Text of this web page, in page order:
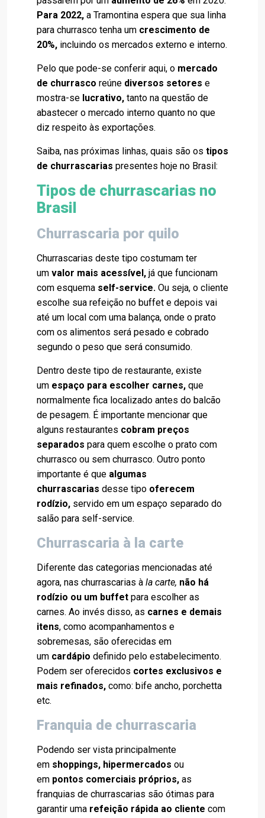
Para 2022, a Tramontina espera que sua linha
para churrasco tenha um crescimento de
20%, incluindo os mercados externo e interno.
Pelo que pode-se conferir aqui, o mercado
de churrasco reúne diversos setores e
mostra-se lucrativo, tanto na questão de
abastecer o mercado interno quanto no que
diz respeito às exportações.
Saiba, nas próximas linhas, quais são os tipos
de churrascarias presentes hoje no Brasil:
Tipos de churrascarias no
Brasil
Churrascaria por quilo
Churrascarias deste tipo costumam ter
um valor mais acessível, já que funcionam
com esquema self-service. Ou seja, o cliente
escolhe sua refeição no buffet e depois vai
até um local com uma balança, onde o prato
com os alimentos será pesado e cobrado
segundo o peso que será consumido.
Dentro deste tipo de restaurante, existe
um espaço para escolher carnes, que
normalmente fica localizado antes do balcão
de pesagem. É importante mencionar que
alguns restaurantes cobram preços
separados para quem escolhe o prato com
churrasco ou sem churrasco. Outro ponto
importante é que algumas
churrascarias desse tipo oferecem
rodízio, servido em um espaço separado do
salão para self-service.
Churrascaria à la carte
Diferente das categorias mencionadas até
agora, nas churrascarias à la carte, não há
rodízio ou um buffet para escolher as
carnes. Ao invés disso, as carnes e demais
itens, como acompanhamentos e
sobremesas, são oferecidas em
um cardápio definido pelo estabelecimento.
Podem ser oferecidos cortes exclusivos e
mais refinados, como: bife ancho, porchetta
etc.
Franquia de churrascaria
Podendo ser vista principalmente
em shoppings, hipermercados ou
em pontos comerciais próprios, as
franquias de churrascarias são ótimas para
garantir uma refeição rápida ao cliente com